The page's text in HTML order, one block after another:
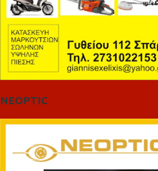
NEOPTIC